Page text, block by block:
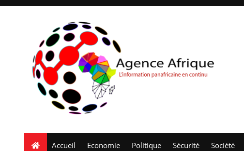
Accueil Economie Politique Sécurité Société